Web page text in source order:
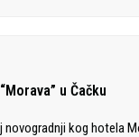
u Čačku
kog hotela